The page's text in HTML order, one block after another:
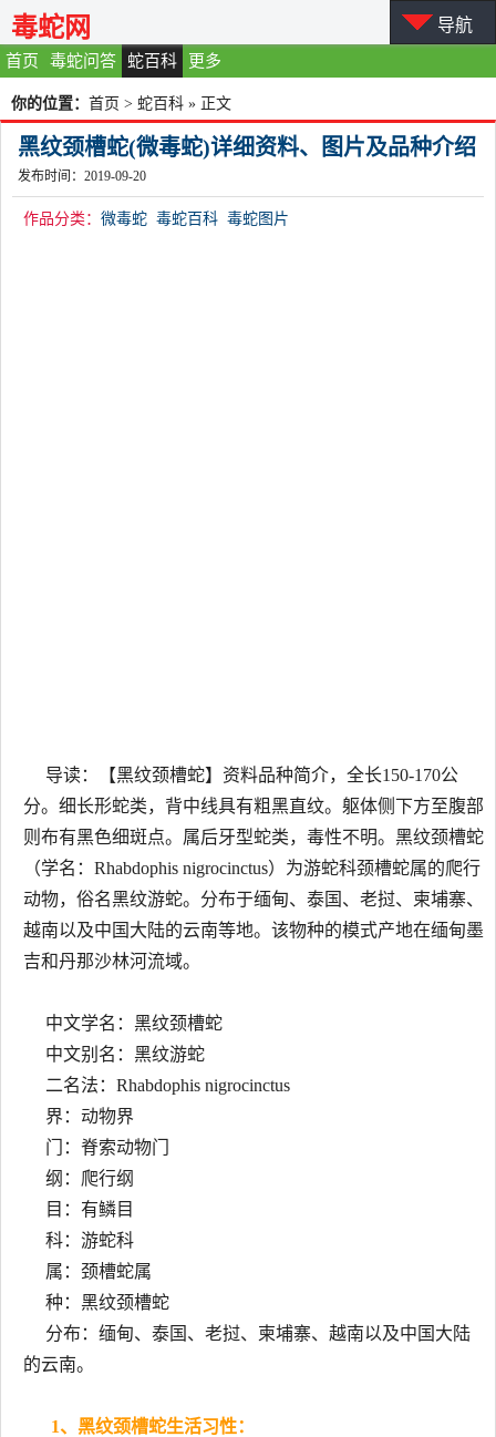
首页 毒蛇问答 蛇百科 更多
毒蛇网 导航
你的位置： 首页 > 蛇百科 » 正文
黑纹颈槽蛇(微毒蛇)详细资料、图片及品种介绍
发布时间：2019-09-20
作品分类： 微毒蛇 毒蛇百科 毒蛇图片
导读：【黑纹颈槽蛇】资料品种简介，全长150-170公
分。细长形蛇类，背中线具有粗黑直纹。躯体侧下方至腹部
则布有黑色细斑点。属后牙型蛇类，毒性不明。黑纹颈槽蛇
（学名：Rhabdophis nigrocinctus）为游蛇科颈槽蛇属的爬行
动物，俗名黑纹游蛇。分布于缅甸、泰国、老挝、柬埔寨、
越南以及中国大陆的云南等地。该物种的模式产地在缅甸墨
吉和丹那沙林河流域。
中文学名：黑纹颈槽蛇
中文别名：黑纹游蛇
二名法：Rhabdophis nigrocinctus
界：动物界
门：脊索动物门
纲：爬行纲
目：有鳞目
科：游蛇科
属：颈槽蛇属
种：黑纹颈槽蛇
分布：缅甸、泰国、老挝、柬埔寨、越南以及中国大陆
的云南。
1、黑纹颈槽蛇生活习性：